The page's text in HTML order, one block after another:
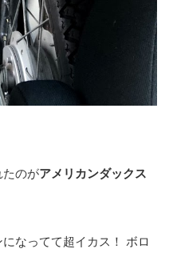
たのがアメリカンダックス
なってて超イカス！ ボロ